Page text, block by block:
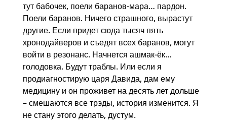
тут бабочек, поели баранов-мара… пардон.
Поели баранов. Ничего страшного, вырастут
другие. Если придет сюда тысяч пять
хронодайверов и съедят всех баранов, могут
войти в резонанс. Начнется ашмак-ёк…
голодовка. Будут траблы. Или если я
продиагностирую царя Давида, дам ему
медицину и он проживет на десять лет дольше
– смешаются все трэды, история изменится. Я
не стану этого делать, дустум.